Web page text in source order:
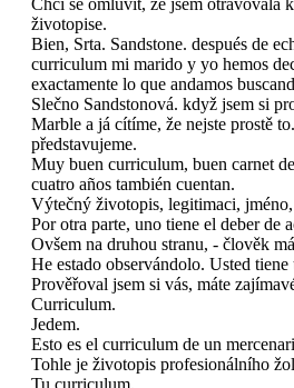
životopise.
Bien, Srta. Sandstone. después de
curriculum mi marido y yo hemos
exactamente lo que andamos
Slečno Sandstonová. když jsem si
Marble a já cítíme, že nejste prostě
představujeme.
Muy buen curriculum, buen carnet
cuatro años también cuentan.
Výtečný životopis, legitimaci,
Por otra parte, uno tiene el deber de
Ovšem na druhou stranu, - člověk
He estado observándolo. Usted
Prověřoval jsem si vás, máte
Curriculum.
Jedem.
Esto es el curriculum de un
Tohle je životopis profesionálního
Tu curriculum.